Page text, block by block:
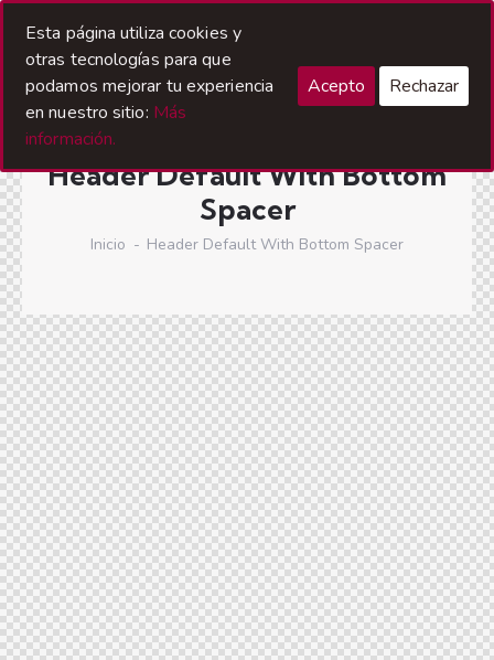
Header Default With Bottom
Spacer
Inicio Header Default With Bottom Spacer
Esta página utiliza cookies y
otras tecnologías para que
podamos mejorar tu experiencia
en nuestro sitio: Más
información.
Acepto Rechazar